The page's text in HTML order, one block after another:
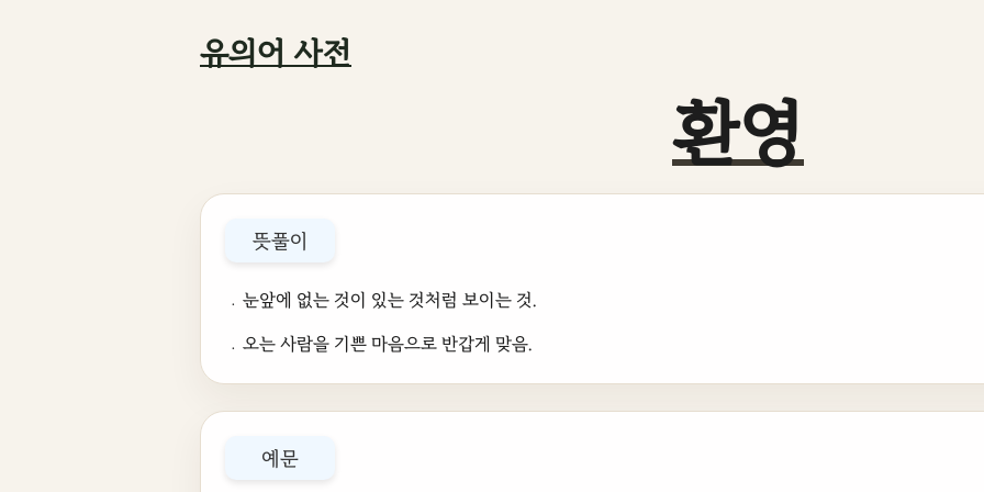
유의어 사전
환영
뜻풀이
﹒눈앞에 없는 것이 있는 것처럼 보이는 것.
﹒오는 사람을 기쁜 마음으로 반갑게 맞음.
예문